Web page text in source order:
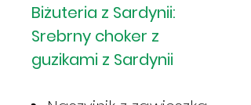
Biżuteria z Sardynii:
Srebrny choker z
guzikami z Sardynii